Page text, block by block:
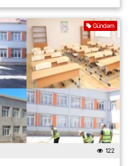
Gündəm
122